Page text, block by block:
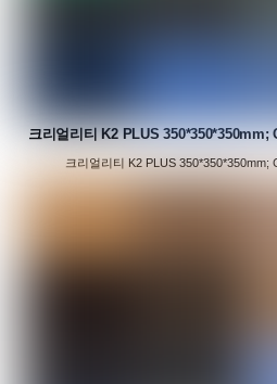
크리얼리티 K2 PLUS
크리얼리티 K2 PLUS 350*350*350mm;